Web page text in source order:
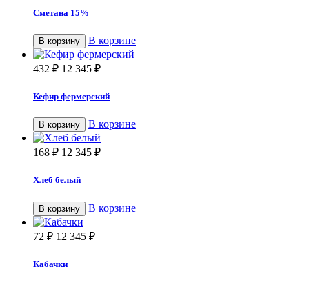
Сметана 15%
В корзину В корзине
432 ₽ 12 345 ₽
Кефир фермерский
В корзину В корзине
168 ₽ 12 345 ₽
Хлеб белый
В корзину В корзине
72 ₽ 12 345 ₽
Кабачки